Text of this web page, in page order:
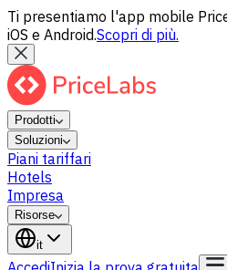
Ti presentiamo l'app mobile
iOS e Android.Scopri di più.
Prodotti
Soluzioni
Piani tariffari
Hotels
Impresa
Risorse
it